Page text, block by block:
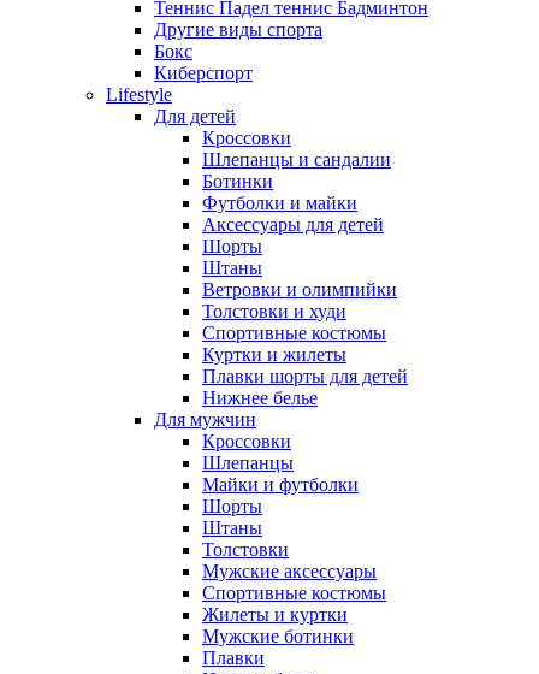
Теннис Падел теннис Бадминтон
Другие виды спорта
Бокс
Киберспорт
Lifestyle
Для детей
Кроссовки
Шлепанцы и сандалии
Ботинки
Футболки и майки
Аксессуары для детей
Шорты
Штаны
Ветровки и олимпийки
Толстовки и худи
Спортивные костюмы
Куртки и жилеты
Плавки шорты для детей
Нижнее белье
Для мужчин
Кроссовки
Шлепанцы
Майки и футболки
Шорты
Штаны
Толстовки
Мужские аксессуары
Спортивные костюмы
Жилеты и куртки
Мужские ботинки
Плавки